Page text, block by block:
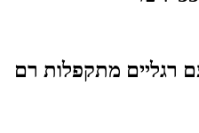
רגליים מתקפלות רם